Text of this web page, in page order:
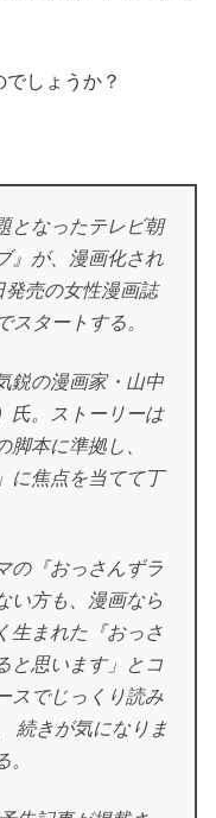
しょうか？
となったテレビ朝
』が、漫画化され
発売の女性漫画誌
スタートする。
鋭の漫画家・山中
氏。ストーリーは
脚本に準拠し、
に焦点を当てて丁
の『おっさんずラ
い方も、漫画なら
生まれた『おっさ
と思います」とコ
スでじっくり読み
続きが気になりま